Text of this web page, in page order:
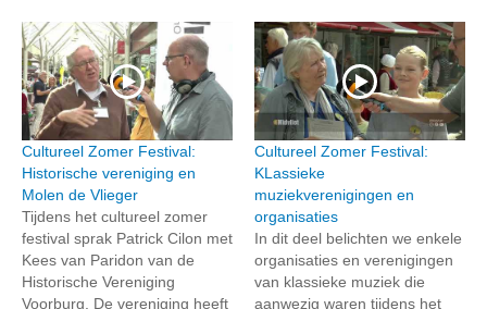
Cultureel Zomer Festival:
Historische vereniging en
Molen de Vlieger
Tijdens het cultureel zomer
festival sprak Patrick Cilon met
Kees van Paridon van de
Historische Vereniging
Voorburg. De vereniging heeft
Cultureel Zomer Festival:
KLassieke
muziekverenigingen en
organisaties
In dit deel belichten we enkele
organisaties en verenigingen
van klassieke muziek die
aanwezig waren tijdens het